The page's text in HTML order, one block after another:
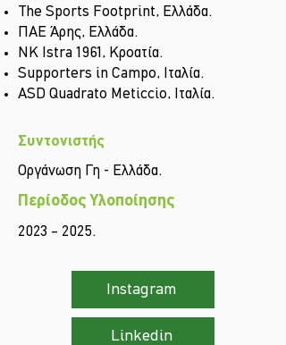
The Sports Footprint, Ελλάδα.
ΠΑΕ Άρης, Ελλάδα.
NK Istra 1961, Κροατία.
Supporters in Campo, Ιταλία.
ASD Quadrato Meticcio, Ιταλία.
Συντονιστής
Οργάνωση Γη - Ελλάδα.
Περίοδος Υλοποίησης
2023 – 2025.
Instagram
Linkedin